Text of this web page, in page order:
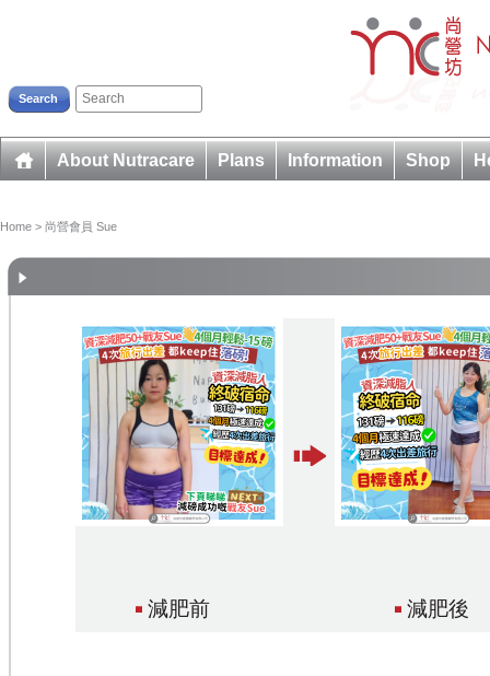
Search
About Nutracare Plans Information Shop
Home > 尚營會員 Sue
減肥前 減肥後